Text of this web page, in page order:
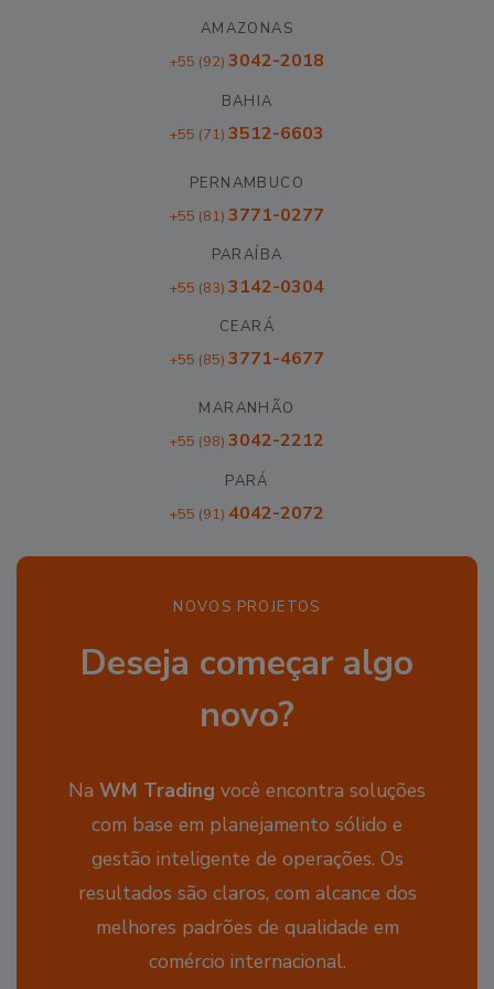
AMAZONAS
+55 (92) 3042-2018
BAHIA
+55 (71) 3512-6603
PERNAMBUCO
+55 (81) 3771-0277
PARAÍBA
+55 (83) 3142-0304
CEARÁ
+55 (85) 3771-4677
MARANHÃO
+55 (98) 3042-2212
PARÁ
+55 (91) 4042-2072
NOVOS PROJETOS
Deseja começar algo
novo?
Na WM Trading você encontra soluções
com base em planejamento sólido e
gestão inteligente de operações. Os
resultados são claros, com alcance dos
melhores padrões de qualidade em
comércio internacional.